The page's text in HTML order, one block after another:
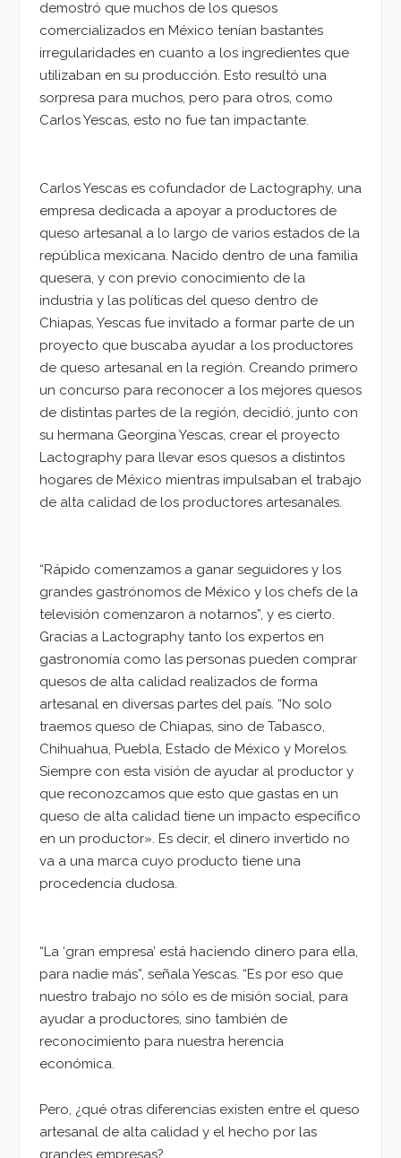
demostró que muchos de los quesos
comercializados en México tenían bastantes
irregularidades en cuanto a los ingredientes que
utilizaban en su producción. Esto resultó una
sorpresa para muchos, pero para otros, como
Carlos Yescas, esto no fue tan impactante.
Carlos Yescas es cofundador de Lactography, una
empresa dedicada a apoyar a productores de
queso artesanal a lo largo de varios estados de la
república mexicana. Nacido dentro de una familia
quesera, y con previo conocimiento de la
industria y las políticas del queso dentro de
Chiapas, Yescas fue invitado a formar parte de un
proyecto que buscaba ayudar a los productores
de queso artesanal en la región. Creando primero
un concurso para reconocer a los mejores quesos
de distintas partes de la región, decidió, junto con
su hermana Georgina Yescas, crear el proyecto
Lactography para llevar esos quesos a distintos
hogares de México mientras impulsaban el trabajo
de alta calidad de los productores artesanales.
“Rápido comenzamos a ganar seguidores y los
grandes gastrónomos de México y los chefs de la
televisión comenzaron a notarnos”, y es cierto.
Gracias a Lactography tanto los expertos en
gastronomía como las personas pueden comprar
quesos de alta calidad realizados de forma
artesanal en diversas partes del país. “No solo
traemos queso de Chiapas, sino de Tabasco,
Chihuahua, Puebla, Estado de México y Morelos.
Siempre con esta visión de ayudar al productor y
que reconozcamos que esto que gastas en un
queso de alta calidad tiene un impacto específico
en un productor». Es decir, el dinero invertido no
va a una marca cuyo producto tiene una
procedencia dudosa.
“La ‘gran empresa’ está haciendo dinero para ella,
para nadie más”, señala Yescas. “Es por eso que
nuestro trabajo no sólo es de misión social, para
ayudar a productores, sino también de
reconocimiento para nuestra herencia
económica.
Pero, ¿qué otras diferencias existen entre el queso
artesanal de alta calidad y el hecho por las
grandes empresas?